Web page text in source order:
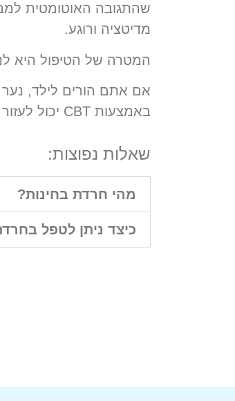
שהתגובה האוטומטית
מדיטציה ורוגע.
המטרה של הטיפול היא
אם אתם הורים לילד,
באמצעות CBT יכול לעזור מאוד ביישום אסטרטגיות להפחתה ולהתגברות על חרדת מבחנים.
שאלות נפוצות:
מהי חרדת בחינות?
כיצד ניתן לטפל